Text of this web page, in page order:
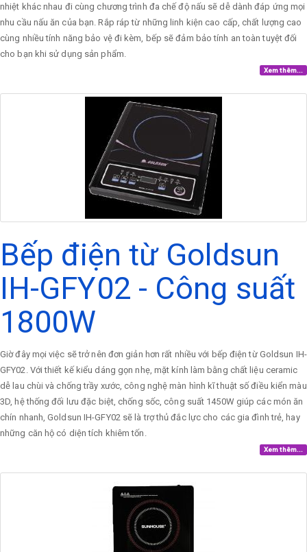
nhiệt khác nhau đi cùng chương trình đa chế độ nấu sẽ dễ dành đáp ứng mọi
nhu cầu nấu ăn của bạn. Rắp ráp từ những linh kiện cao cấp, chất lượng cao
cùng nhiều tính năng bảo vệ đi kèm, bếp sẽ đảm bảo tính an toàn tuyệt đối
cho bạn khi sử dụng sản phẩm.
Xem thêm...
Bếp điện từ Goldsun
IH-GFY02 - Công suất
1800W
Giờ đây mọi việc sẽ trở nên đơn giản hơn rất nhiều với bếp điện từ Goldsun IH-
GFY02. Với thiết kế kiểu dáng gọn nhẹ, mặt kính làm bằng chất liệu ceramic
dễ lau chùi và chống trầy xước, công nghệ màn hình kĩ thuật số điều kiển màu
3D, hệ thống đối lưu đặc biệt, chống sốc, công suất 1450W giúp các món ăn
chín nhanh, Goldsun IH-GFY02 sẽ là trợ thủ đắc lực cho các gia đình trẻ, hay
những căn hộ có diện tích khiêm tốn.
Xem thêm...